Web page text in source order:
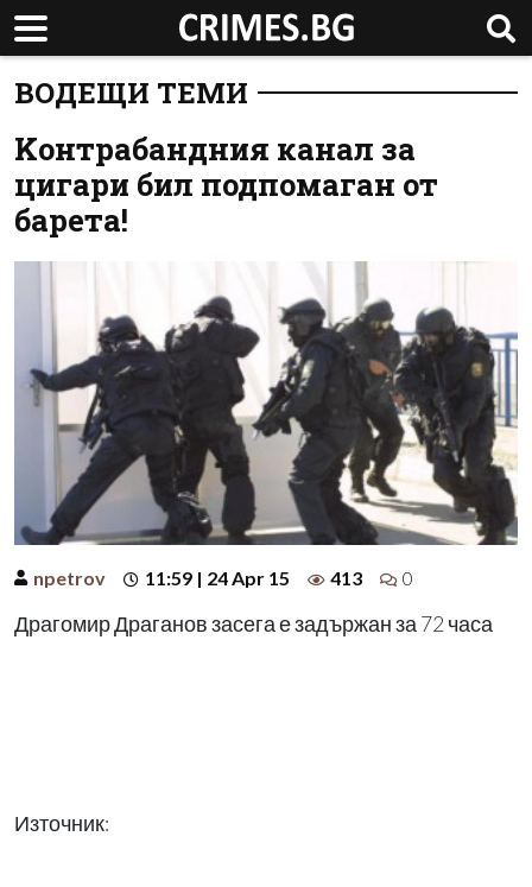
ВОДЕЩИ ТЕМИ
Kонтрабандния канал за
цигари бил подпомаган от
барета!
npetrov 11:59 | 24 Apr 15 413 0
Драгомир Драганов засега е задържан за 72 часа
Източник: